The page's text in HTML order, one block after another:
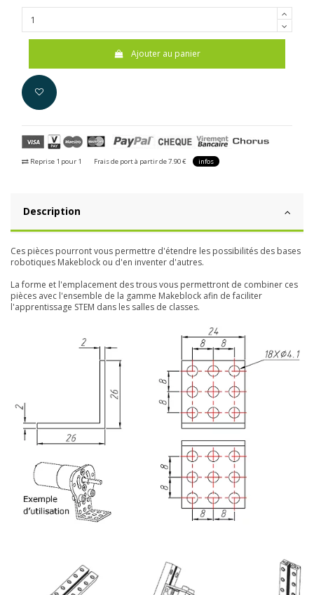
Ajouter au panier
Reprise 1 pour 1 Frais de port à partir de 7.90 € infos
Description
Ces pièces pourront vous permettre d'étendre les possibilités des bases
robotiques Makeblock ou d'en inventer d'autres.
La forme et l'emplacement des trous vous permettront de combiner ces
pièces avec l'ensemble de la gamme Makeblock afin de faciliter
l'apprentissage STEM dans les salles de classes.